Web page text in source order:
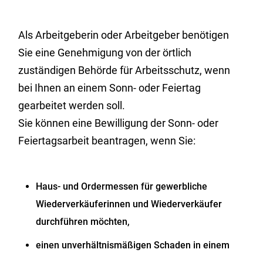
Als Arbeitgeberin oder Arbeitgeber benötigen
Sie eine Genehmigung von der örtlich
zuständigen Behörde für Arbeitsschutz, wenn
bei Ihnen an einem Sonn- oder Feiertag
gearbeitet werden soll.
Sie können eine Bewilligung der Sonn- oder
Feiertagsarbeit beantragen, wenn Sie:
Haus- und Ordermessen für gewerbliche
Wiederverkäuferinnen und Wiederverkäufer
durchführen möchten,
einen unverhältnismäßigen Schaden in einem